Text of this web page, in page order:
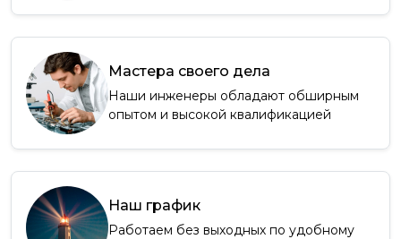
Мастера своего дела
Наши инженеры обладают обширным
опытом и высокой квалификацией
Наш график
Работаем без выходных по удобному